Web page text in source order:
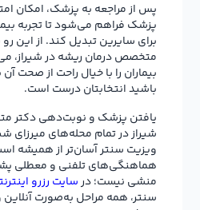
پس از مراجعه به پزشک، امکان
پزشک فراهم می‌شود تا تجربه
برای سایرین تبدیل کند. از این
متخصص درمان ریشه در شیراز،
بیماران را با خیال راحت از صحت
باشید انتخابتان درست است.
یافتن پزشک و نوبت‌دهی دکتر
شیراز در تمام محله‌های میرزای
ویزیت سنتر آسان‌تر از همیشه
هماهنگی‌های تلفنی و معطلی
منشی نیست؛ درسایت رزرو
سنتر، همه مراحل به‌صورت آنلاین